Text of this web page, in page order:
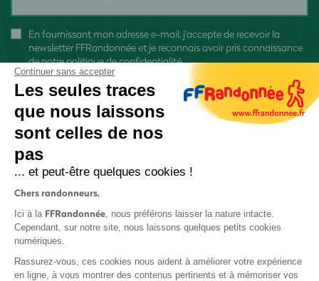
En fournissant mon adresse e-mail, j'accepte de recevoir la
newsletter FFRandonnée et je reconnais avoir pris connaissance
denotre politique de confidentialité
Protection des données
Continuer sans accepter
Les seules traces
que nous laissons
sont celles de nos
pas
... et peut-être quelques cookies !
Chers randonneurs,
Ici à la FFRandonnée, nous préférons laisser la nature intacte.
Cependant, sur notre site, nous laissons quelques petits cookies
numériques.
Rassurez-vous, ces cookies nous aident à améliorer votre expérience
en ligne, à vous montrer des contenus pertinents et à mémoriser vos